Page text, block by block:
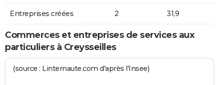
Entreprises créées 2 31,9
Commerces et entreprises de services aux
particuliers à Creysseilles
(source : Linternaute.com d'après l'Insee)